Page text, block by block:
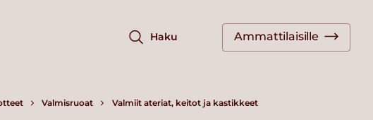
Haku Ammattilaisille
Valmisruoat Valmiit ateriat, keitot ja kastikkeet